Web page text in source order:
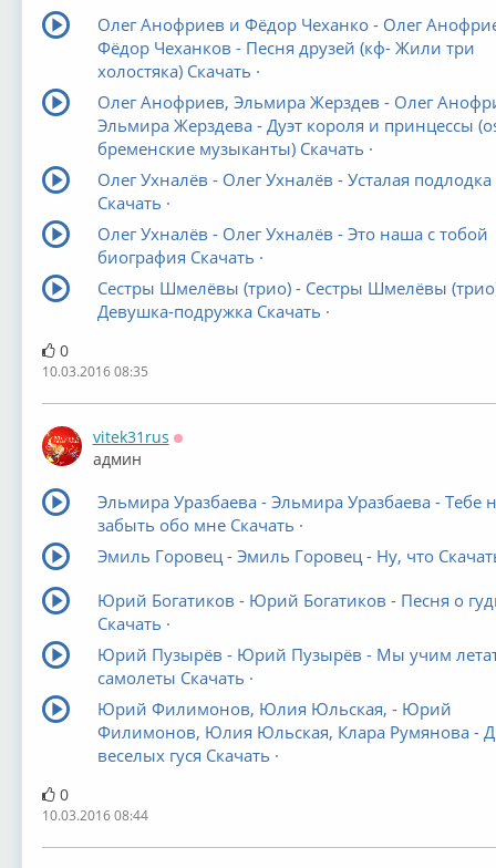
Олег Анофриев и Фёдор Чеханко - Олег
Фёдор Чеханков - Песня друзей (кф- Жили три
холостяка) Скачать ·
Олег Анофриев, Эльмира Жерздев - Олег
Эльмира Жерздева - Дуэт короля и принцессы
бременские музыканты) Скачать ·
Олег Ухналёв - Олег Ухналёв - Усталая подлодка
Скачать ·
Олег Ухналёв - Олег Ухналёв - Это наша с тобой
биография Скачать ·
Сестры Шмелёвы (трио) - Сестры Шмелёвы
Девушка-подружка Скачать ·
0
10.03.2016 08:35
vitek31rus
админ
Эльмира Уразбаева - Эльмира Уразбаева - Тебе
забыть обо мне Скачать ·
Эмиль Горовец - Эмиль Горовец - Ну, что
Юрий Богатиков - Юрий Богатиков - Песня о
Скачать ·
Юрий Пузырёв - Юрий Пузырёв - Мы учим
самолеты Скачать ·
Юрий Филимонов, Юлия Юльская, - Юрий
Филимонов, Юлия Юльская, Клара Румянова -
веселых гуся Скачать ·
0
10.03.2016 08:44